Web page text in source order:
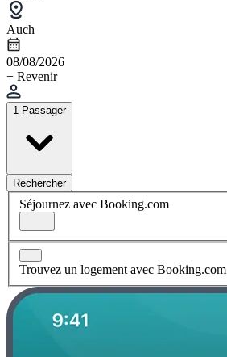
Auch
08/08/2026
+ Revenir
1 Passager
Rechercher
Séjournez avec Booking.com
Trouvez un logement avec Booking.com